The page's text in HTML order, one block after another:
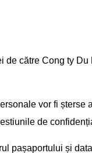
de către Cong ty
vor fi șterse
de
pașaportului și